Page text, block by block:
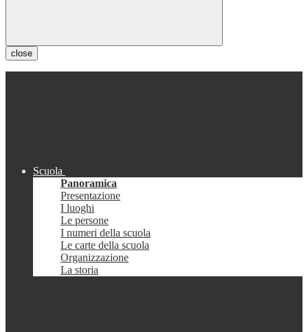
close
Scuola
Panoramica
Presentazione
I luoghi
Le persone
I numeri della scuola
Le carte della scuola
Organizzazione
La storia